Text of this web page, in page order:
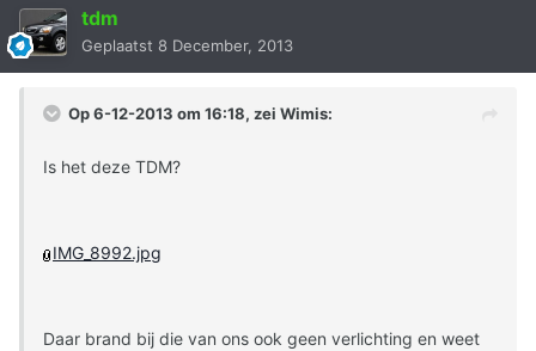
tdm
Geplaatst 8 December, 2013
Op 6-12-2013 om 16:18, zei Wimis:
Is het deze TDM?
IMG_8992.jpg
Daar brand bij die van ons ook geen verlichting en weet